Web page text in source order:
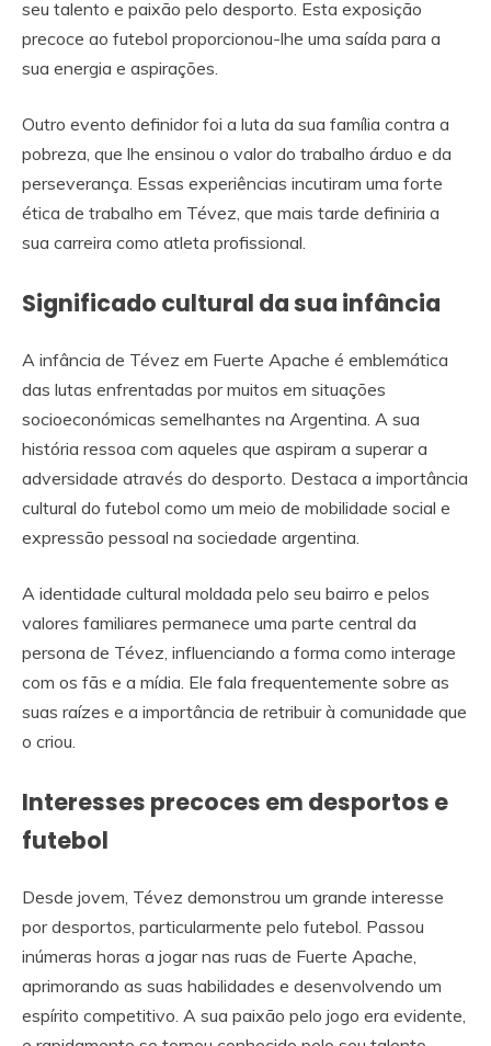
seu talento e paixão pelo desporto. Esta exposição
precoce ao futebol proporcionou-lhe uma saída para a
sua energia e aspirações.
Outro evento definidor foi a luta da sua família contra a
pobreza, que lhe ensinou o valor do trabalho árduo e da
perseverança. Essas experiências incutiram uma forte
ética de trabalho em Tévez, que mais tarde definiria a
sua carreira como atleta profissional.
Significado cultural da sua infância
A infância de Tévez em Fuerte Apache é emblemática
das lutas enfrentadas por muitos em situações
socioeconómicas semelhantes na Argentina. A sua
história ressoa com aqueles que aspiram a superar a
adversidade através do desporto. Destaca a importância
cultural do futebol como um meio de mobilidade social e
expressão pessoal na sociedade argentina.
A identidade cultural moldada pelo seu bairro e pelos
valores familiares permanece uma parte central da
persona de Tévez, influenciando a forma como interage
com os fãs e a mídia. Ele fala frequentemente sobre as
suas raízes e a importância de retribuir à comunidade que
o criou.
Interesses precoces em desportos e
futebol
Desde jovem, Tévez demonstrou um grande interesse
por desportos, particularmente pelo futebol. Passou
inúmeras horas a jogar nas ruas de Fuerte Apache,
aprimorando as suas habilidades e desenvolvendo um
espírito competitivo. A sua paixão pelo jogo era evidente,